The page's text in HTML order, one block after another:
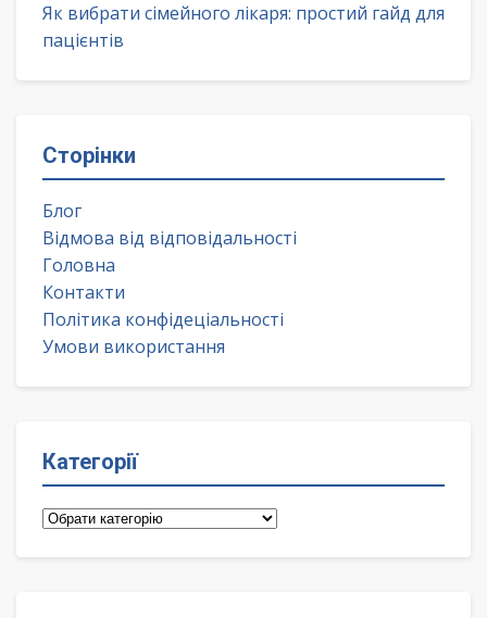
Як вибрати сімейного лікаря: простий гайд для
пацієнтів
Сторінки
Блог
Відмова від відповідальності
Головна
Контакти
Політика конфідеціальності
Умови використання
Категорії
Категорії